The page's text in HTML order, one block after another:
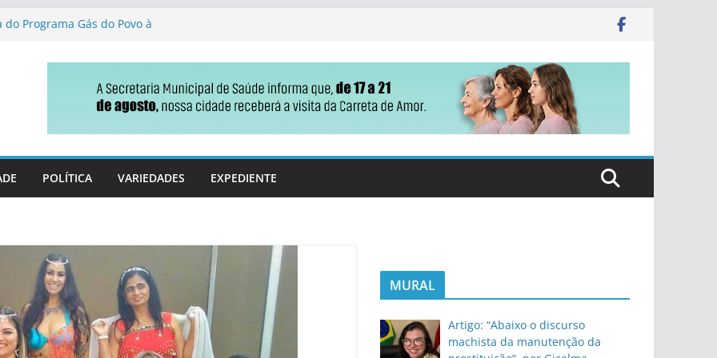
Programa Gás do Povo à
político ao projeto de
em MS
no Ideb e ganha fôlego
POLÍTICA VARIEDADES EXPEDIENTE
MURAL
Artigo: “Abaixo o discurso
machista da manutenção da